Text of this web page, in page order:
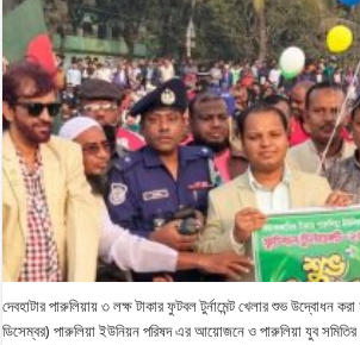
দেবহাটার পারুলিয়ায় ৩ লক্ষ টাকার ফুটবল টুর্নামেন্ট খেলার শুভ উদ্বোধন
ডিসেম্বর) পারুলিয়া ইউনিয়ন পরিষদ এর আয়োজনে ও পারুলিয়া যুব সমিতির